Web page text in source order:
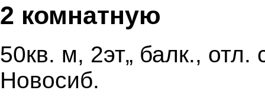
2 комнатную
50кв. м, 2эт„ балк.,
Новосиб.